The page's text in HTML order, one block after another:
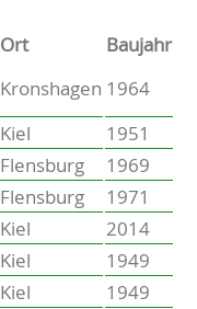
Ort
Baujahr
Kronshagen 1964
Kiel
1951
Flensburg
1969
Flensburg
1971
Kiel
2014
Kiel
1949
Kiel
1949